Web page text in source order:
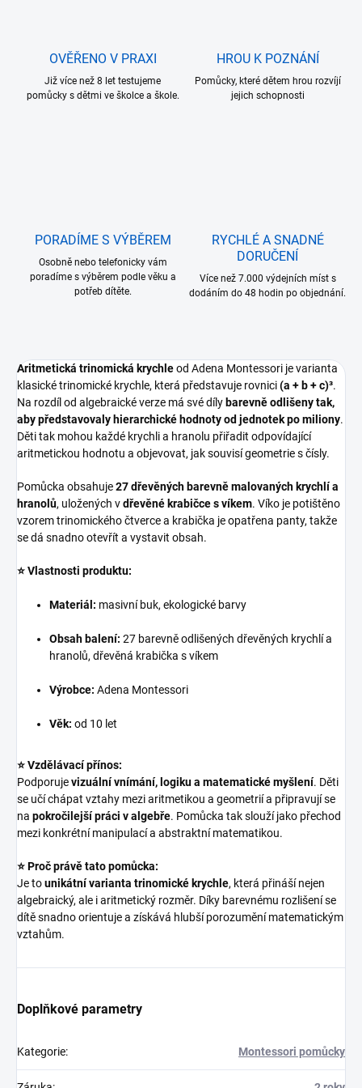
OVĚŘENO V PRAXI
Již více než 8 let testujeme
pomůcky s dětmi ve školce a škole.
HROU K POZNÁNÍ
Pomůcky, které dětem hrou rozvíjí
jejich schopnosti
PORADÍME S VÝBĚREM
Osobně nebo telefonicky vám
poradíme s výběrem podle věku a
potřeb dítěte.
RYCHLÉ A SNADNÉ
DORUČENÍ
Více než 7.000 výdejních míst s
dodáním do 48 hodin po objednání.
Aritmetická trinomická krychleod Adena Montessori je varianta
klasické trinomické krychle, která představuje rovnici(a + b + c)³.
Na rozdíl od algebraické verze má své díly barevně odlišeny tak,
aby představovaly hierarchické hodnoty od jednotek po miliony.
Děti tak mohou každé krychli a hranolu přiřadit odpovídající
aritmetickou hodnotu a objevovat, jak souvisí geometrie s čísly.
Pomůcka obsahuje27 dřevěných barevně malovaných krychlí a
hranolů, uložených vdřevěné krabičce s víkem. Víko je potištěno
vzorem trinomického čtverce a krabička je opatřena panty, takže
se dá snadno otevřít a vystavit obsah.
⭐ Vlastnosti produktu:
Materiál: masivní buk, ekologické barvy
Obsah balení: 27 barevně odlišených dřevěných krychlí a
hranolů, dřevěná krabička s víkem
Výrobce: Adena Montessori
Věk: od 10 let
⭐ Vzdělávací přínos:
Podporujevizuální vnímání, logiku a matematické myšlení. Děti
se učí chápat vztahy mezi aritmetikou a geometrií a připravují se
na pokročilejší práci v algebře. Pomůcka tak slouží jako přechod
mezi konkrétní manipulací a abstraktní matematikou.
⭐ Proč právě tato pomůcka:
Je tounikátní varianta trinomické krychle, která přináší nejen
algebraický, ale i aritmetický rozměr. Díky barevnému rozlišení se
dítě snadno orientuje a získává hlubší porozumění matematickým
vztahům.
Doplňkové parametry
Kategorie: Montessori pomůcky